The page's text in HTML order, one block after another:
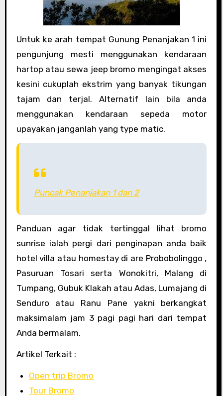
Untuk ke arah tempat Gunung Penanjakan 1 ini
pengunjung mesti menggunakan kendaraan
hartop atau sewa jeep bromo mengingat akses
kesini cukuplah ekstrim yang banyak tikungan
tajam dan terjal. Alternatif lain bila anda
menggunakan kendaraan sepeda motor
upayakan janganlah yang type matic.
Puncak Penanjakan 1 dan 2
Panduan agar tidak tertinggal lihat bromo
sunrise ialah pergi dari penginapan anda baik
hotel villa atau homestay di are Probobolinggo ,
Pasuruan Tosari serta Wonokitri, Malang di
Tumpang, Gubuk Klakah atau Adas, Lumajang di
Senduro atau Ranu Pane yakni berkangkat
maksimalam jam 3 pagi pagi hari dari tempat
Anda bermalam.
Artikel Terkait :
Open trip Bromo
Tour Bromo